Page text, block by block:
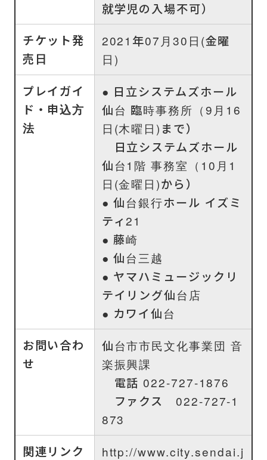
就学児の入場不可）
チケット発
売日
2021年07月30日(金曜
日)
プレイガイ
ド・申込方
法
● 日立システムズホール
仙台 臨時事務所（9月16
日(木曜日)まで）
日立システムズホール
仙台1階 事務室（10月1
日(金曜日)から）
● 仙台銀行ホール イズミ
ティ21
● 藤崎
● 仙台三越
● ヤマハミュージックリ
テイリング仙台店
● カワイ仙台
お問い合わ
せ
仙台市市民文化事業団 音
楽振興課
電話 022-727-1876
ファクス 022-727-1
873
関連リンク
http://www.city.sendai.j